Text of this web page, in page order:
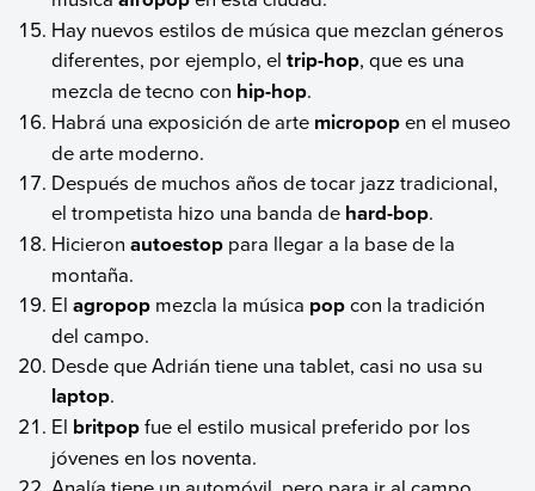
Hay nuevos estilos de música que mezclan géneros
diferentes, por ejemplo, eltrip-hop, que es una
mezcla de tecno con hip-hop.
Habrá una exposición de arte micropopen el museo
de arte moderno.
Después de muchos años de tocar jazz tradicional,
el trompetista hizo una banda de hard-bop.
Hicieronautoestop para llegar a la base de la
montaña.
Elagropop mezcla la música popcon la tradición
del campo.
Desde que Adrián tiene una tablet, casi no usa su
laptop.
El britpopfue el estilo musical preferido por los
jóvenes en los noventa.